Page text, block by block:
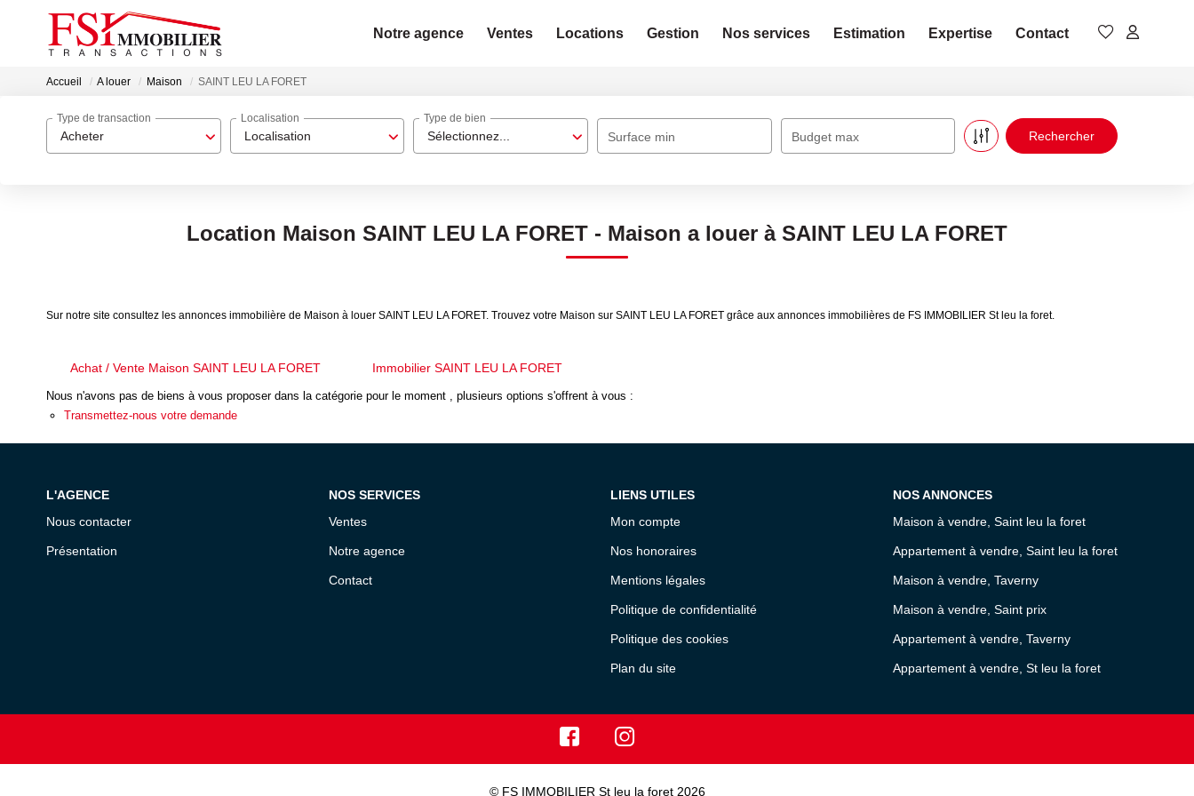
Notre agence Ventes Locations Gestion Nos services Estimation Expertise Contact
Accueil A louer Maison SAINT LEU LA FORET
Acheter
Type de transaction
Localisation
Localisation
Sélectionnez...
Type de bien
Surface min Budget max
Location Maison SAINT LEU LA FORET - Maison a louer à SAINT LEU LA FORET
Sur notre site consultez les annonces immobilière de Maison à louer SAINT LEU LA FORET. Trouvez votre Maison sur SAINT LEU LA FORET grâce aux annonces immobilières de FS IMMOBILIER St leu la foret.
Achat / Vente Maison SAINT LEU LA FORET Immobilier SAINT LEU LA FORET
Nous n'avons pas de biens à vous proposer dans la catégorie pour le moment , plusieurs options s'offrent à vous :
Transmettez-nous votre demande
L'AGENCE
Nous contacter
Présentation
NOS SERVICES
Ventes
Notre agence
Contact
LIENS UTILES
Mon compte
Nos honoraires
Mentions légales
Politique de confidentialité
Politique des cookies
Plan du site
NOS ANNONCES
Maison à vendre, Saint leu la foret
Appartement à vendre, Saint leu la foret
Maison à vendre, Taverny
Maison à vendre, Saint prix
Appartement à vendre, Taverny
Appartement à vendre, St leu la foret
© FS IMMOBILIER St leu la foret 2026